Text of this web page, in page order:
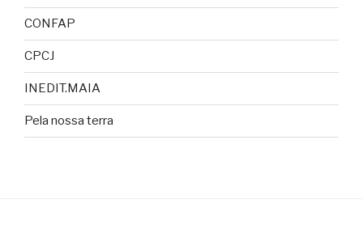
CONFAP
CPCJ
INEDIT.MAIA
Pela nossa terra